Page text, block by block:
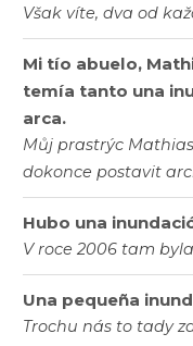
Však víte, dva od
Mi tío abuelo,
temía tanto una
arca.
Můj prastrýc
dokonce postavit
Hubo una
V roce 2006 tam
Una pequeña
Trochu nás to tady